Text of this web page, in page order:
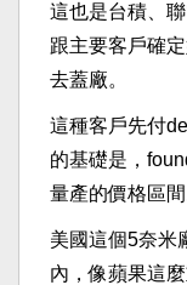
這也是台積、
跟主要客戶確
去蓋廠。
這種客戶先付
的基礎是，
量產的價格區間
美國這個5奈米
內，像蘋果這